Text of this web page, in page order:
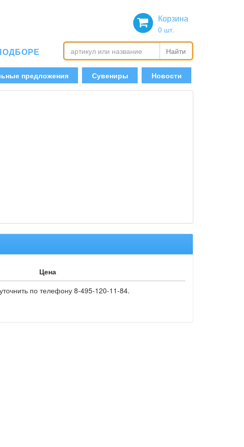
Корзина
0 шт.
Найти
предложения Сувениры Новости
Цена
по телефону 8-495-120-11-84.